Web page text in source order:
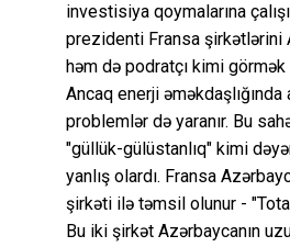
investisiya qoymalarına
prezidenti Fransa şirkətlərini
həm də podratçı kimi görmək
Ancaq enerji əməkdaşlığında
problemlər də yaranır. Bu
"güllük-gülüstanlıq" kimi
yanlış olardı. Fransa
şirkəti ilə təmsil olunur -
Bu iki şirkət Azərbaycanın